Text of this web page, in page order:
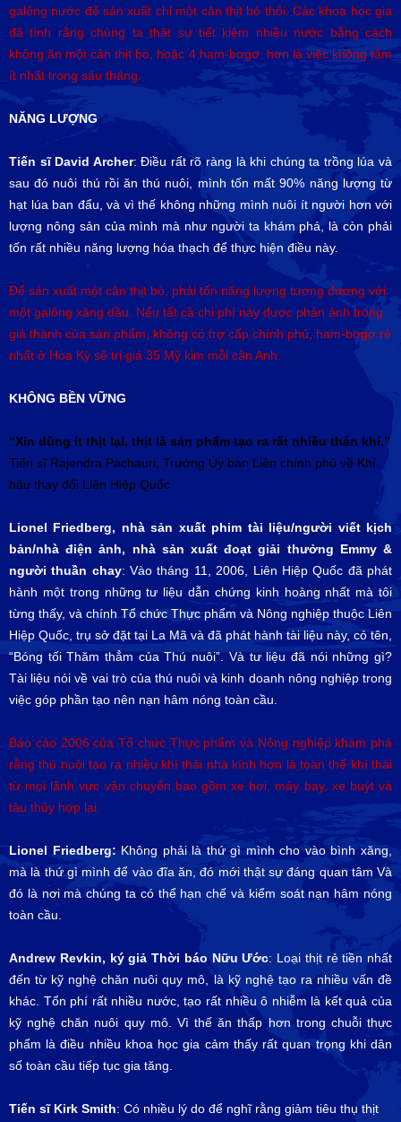
galông nước để sản xuất chỉ một cân thịt bò thôi. Các khoa học gia
đã tính rằng chúng ta thật sự tiết kiệm nhiều nước bằng cách
không ăn một cân thịt bò, hoặc 4 ham-bơgơ, hơn là việc không tắm
ít nhất trong sáu tháng.
NĂNG LƯỢNG
Tiến sĩ David Archer: Điều rất rõ ràng là khi chúng ta trồng lúa và
sau đó nuôi thú rồi ăn thú nuôi, mình tốn mất 90% năng lượng từ
hạt lúa ban đẩu, và vì thế không những mình nuôi ít người hơn với
lượng nông sản của mình mà như người ta khám phá, là còn phải
tốn rất nhiều năng lượng hóa thạch để thực hiện điều này.
Để sản xuất một cân thịt bò, phải tốn năng lượng tương đương với
một galông xăng dầu. Nếu tất cả chi phí này được phản ảnh trong
giá thành của sản phẩm, không có trợ cấp chính phủ, ham-bơgơ rẻ
nhất ở Hoa Kỳ sẽ trị giá 35 Mỹ kim mỗi cân Anh.
KHÔNG BỀN VỮNG
“Xin dùng ít thịt lại, thịt là sản phẩm tạo ra rất nhiều thán khí.”
Tiến sĩ Rajendra Pachauri, Trưởng Ủy ban Liên chính phủ về Khí
hậu thay đổi Liên Hiệp Quốc
Lionel Friedberg, nhà sản xuất phim tài liệu/người viết kịch
bản/nhà điện ảnh, nhà sản xuất đoạt giải thưởng Emmy &
người thuần chay: Vào tháng 11, 2006, Liên Hiệp Quốc đã phát
hành một trong những tư liệu dẫn chứng kinh hoàng nhất mà tôi
từng thấy, và chính Tổ chức Thực phẩm và Nông nghiệp thuộc Liên
Hiệp Quốc, trụ sở đặt tại La Mã và đã phát hành tài liệu này, có tên,
“Bóng tối Thăm thẳm của Thú nuôi”. Và tư liệu đã nói những gì?
Tài liệu nói về vai trò của thú nuôi và kinh doanh nông nghiệp trong
việc góp phần tạo nên nạn hâm nóng toàn cầu.
Báo cáo 2006 của Tổ chức Thực phẩm và Nông nghiệp khám phá
rằng thú nuôi tạo ra nhiều khí thải nhà kính hơn là toàn thể khí thải
từ mọi lãnh vực vận chuyển bao gồm xe hơi, máy bay, xe buýt và
tàu thủy hợp lại.
Lionel Friedberg: Không phải là thứ gì mình cho vào bình xăng,
mà là thứ gì mình để vào đĩa ăn, đó mới thật sự đáng quan tâm Và
đó là nơi mà chúng ta có thể hạn chế và kiểm soát nạn hâm nóng
toàn cầu.
Andrew Revkin, ký giả Thời báo Nữu Ước: Loại thịt rẻ tiền nhất
đến từ kỹ nghệ chăn nuôi quy mô, là kỹ nghệ tạo ra nhiều vấn đề
khác. Tổn phí rất nhiều nước, tạo rất nhiều ô nhiễm là kết quả của
kỹ nghệ chăn nuôi quy mô. Vì thế ăn thấp hơn trong chuỗi thực
phẩm là điều nhiều khoa học gia cảm thấy rất quan trọng khi dân
số toàn cầu tiếp tục gia tăng.
Tiến sĩ Kirk Smith: Có nhiều lý do để nghĩ rằng giảm tiêu thụ thịt